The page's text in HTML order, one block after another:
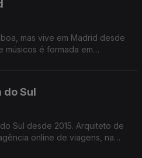
mas vive em Madrid desde
músicos é formada em
do Sul
Sul desde 2015. Arquiteto de
online de viagens, na